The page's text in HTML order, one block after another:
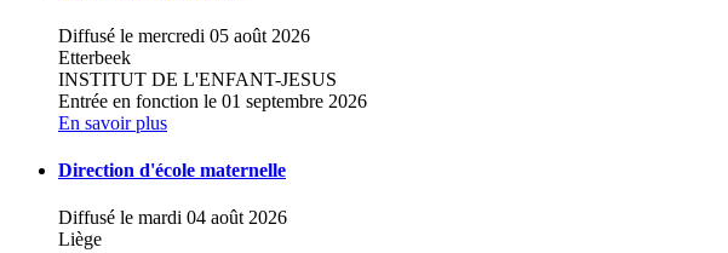
Diffusé le mercredi 05 août 2026
Etterbeek
INSTITUT DE L'ENFANT-JESUS
Entrée en fonction le 01 septembre 2026
En savoir plus
Direction d'école maternelle
Diffusé le mardi 04 août 2026
Liège